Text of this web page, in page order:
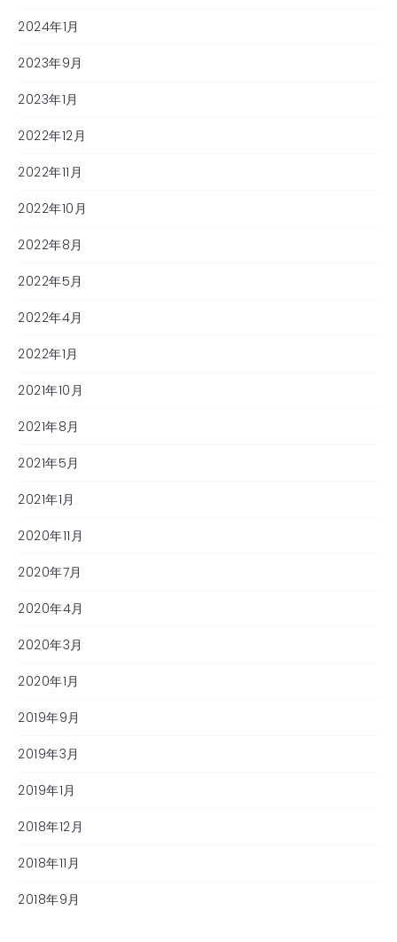
2024年1月
2023年9月
2023年1月
2022年12月
2022年11月
2022年10月
2022年8月
2022年5月
2022年4月
2022年1月
2021年10月
2021年8月
2021年5月
2021年1月
2020年11月
2020年7月
2020年4月
2020年3月
2020年1月
2019年9月
2019年3月
2019年1月
2018年12月
2018年11月
2018年9月